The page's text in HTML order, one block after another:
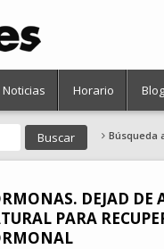
Noticias Horario Blog
Búsqueda
DEJAD DE
PARA